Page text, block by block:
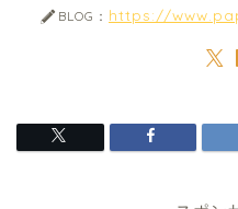
BLOG： https://